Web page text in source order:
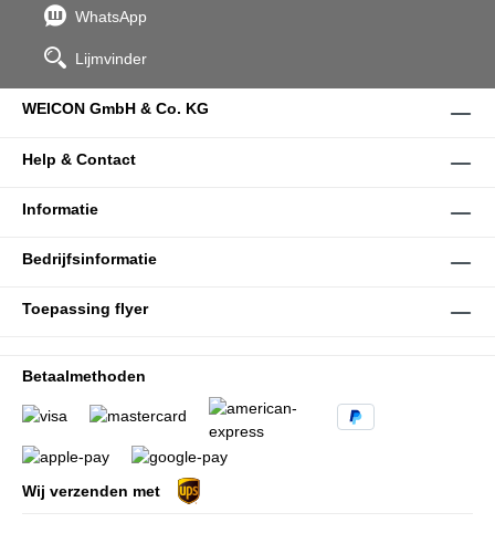
WhatsApp
Lijmvinder
WEICON GmbH & Co. KG
Help & Contact
Informatie
Bedrijfsinformatie
Toepassing flyer
Betaalmethoden
Wij verzenden met